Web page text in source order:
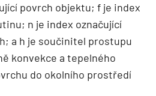
povrch objektu; f je index
n je index označující
a h je součinitel prostupu
konvekce a tepelného
do okolního prostředí